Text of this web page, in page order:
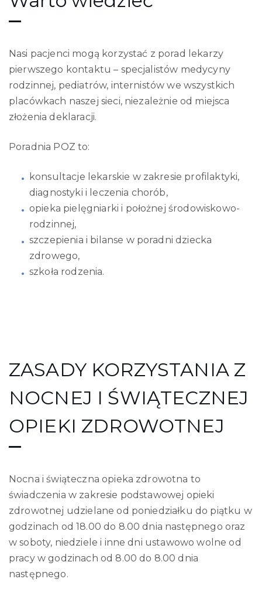
Nasi pacjenci mogą korzystać z porad lekarzy
pierwszego kontaktu – specjalistów medycyny
rodzinnej, pediatrów, internistów we wszystkich
placówkach naszej sieci, niezależnie od miejsca
złożenia deklaracji.
Poradnia POZ to:
konsultacje lekarskie w zakresie profilaktyki,
diagnostyki i leczenia chorób,
opieka pielęgniarki i położnej środowiskowo-
rodzinnej,
szczepienia i bilanse w poradni dziecka
zdrowego,
szkoła rodzenia.
ZASADY KORZYSTANIA Z
NOCNEJ I ŚWIĄTECZNEJ
OPIEKI ZDROWOTNEJ
Nocna i świąteczna opieka zdrowotna to
świadczenia w zakresie podstawowej opieki
zdrowotnej udzielane od poniedziałku do piątku w
godzinach od 18.00 do 8.00 dnia następnego oraz
w soboty, niedziele i inne dni ustawowo wolne od
pracy w godzinach od 8.00 do 8.00 dnia
następnego.